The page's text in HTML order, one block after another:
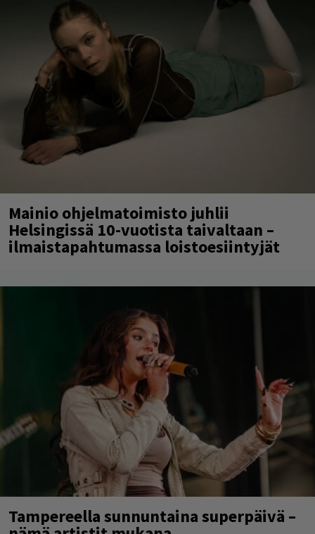
Mainio ohjelmatoimisto juhlii
Helsingissä 10-vuotista taivaltaan –
ilmaistapahtumassa loistoesiintyjät
Tampereella sunnuntaina superpäivä –